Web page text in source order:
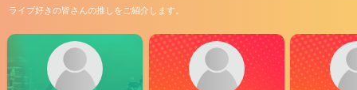
ライブ好きの皆さんの推しをご紹介します。